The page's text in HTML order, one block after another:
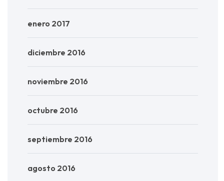
enero 2017
diciembre 2016
noviembre 2016
octubre 2016
septiembre 2016
agosto 2016